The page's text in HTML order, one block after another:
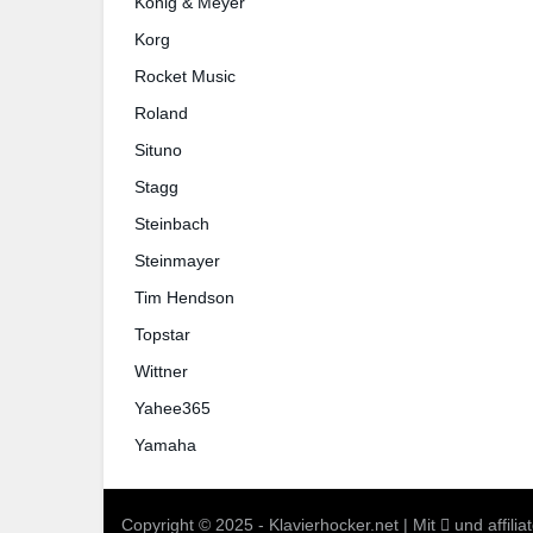
Korg
Rocket Music
Roland
Situno
Stagg
Steinbach
Steinmayer
Tim Hendson
Topstar
Wittner
Yahee365
Yamaha
Copyright © 2025 - Klavierhocker.net | Mit und